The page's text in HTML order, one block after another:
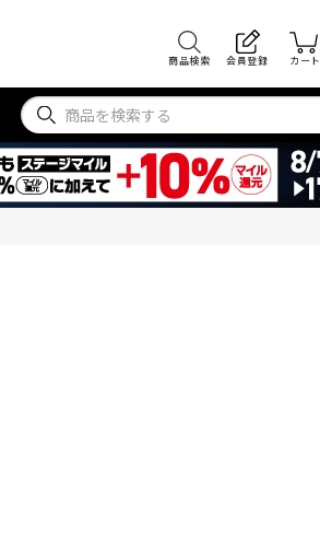
商品検索 会員登録 カート